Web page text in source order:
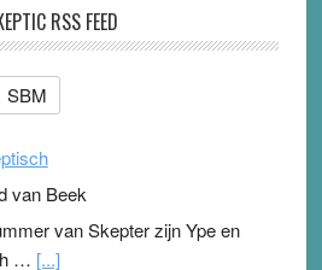
RSS FEED
SBM
van Beek
van Skepter zijn Ype en
… [...]